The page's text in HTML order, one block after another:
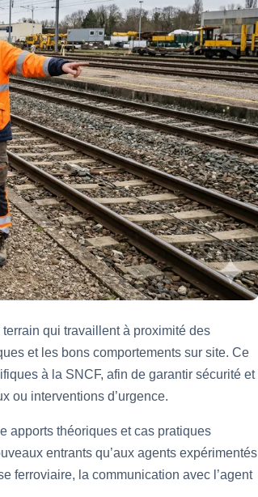
qui travaillent à proximité des
et les bons comportements sur site. Ce
à la SNCF, afin de garantir sécurité et
ou interventions d’urgence.
apports théoriques et cas pratiques
entrants qu’aux agents expérimentés
ferroviaire, la communication avec l’agent